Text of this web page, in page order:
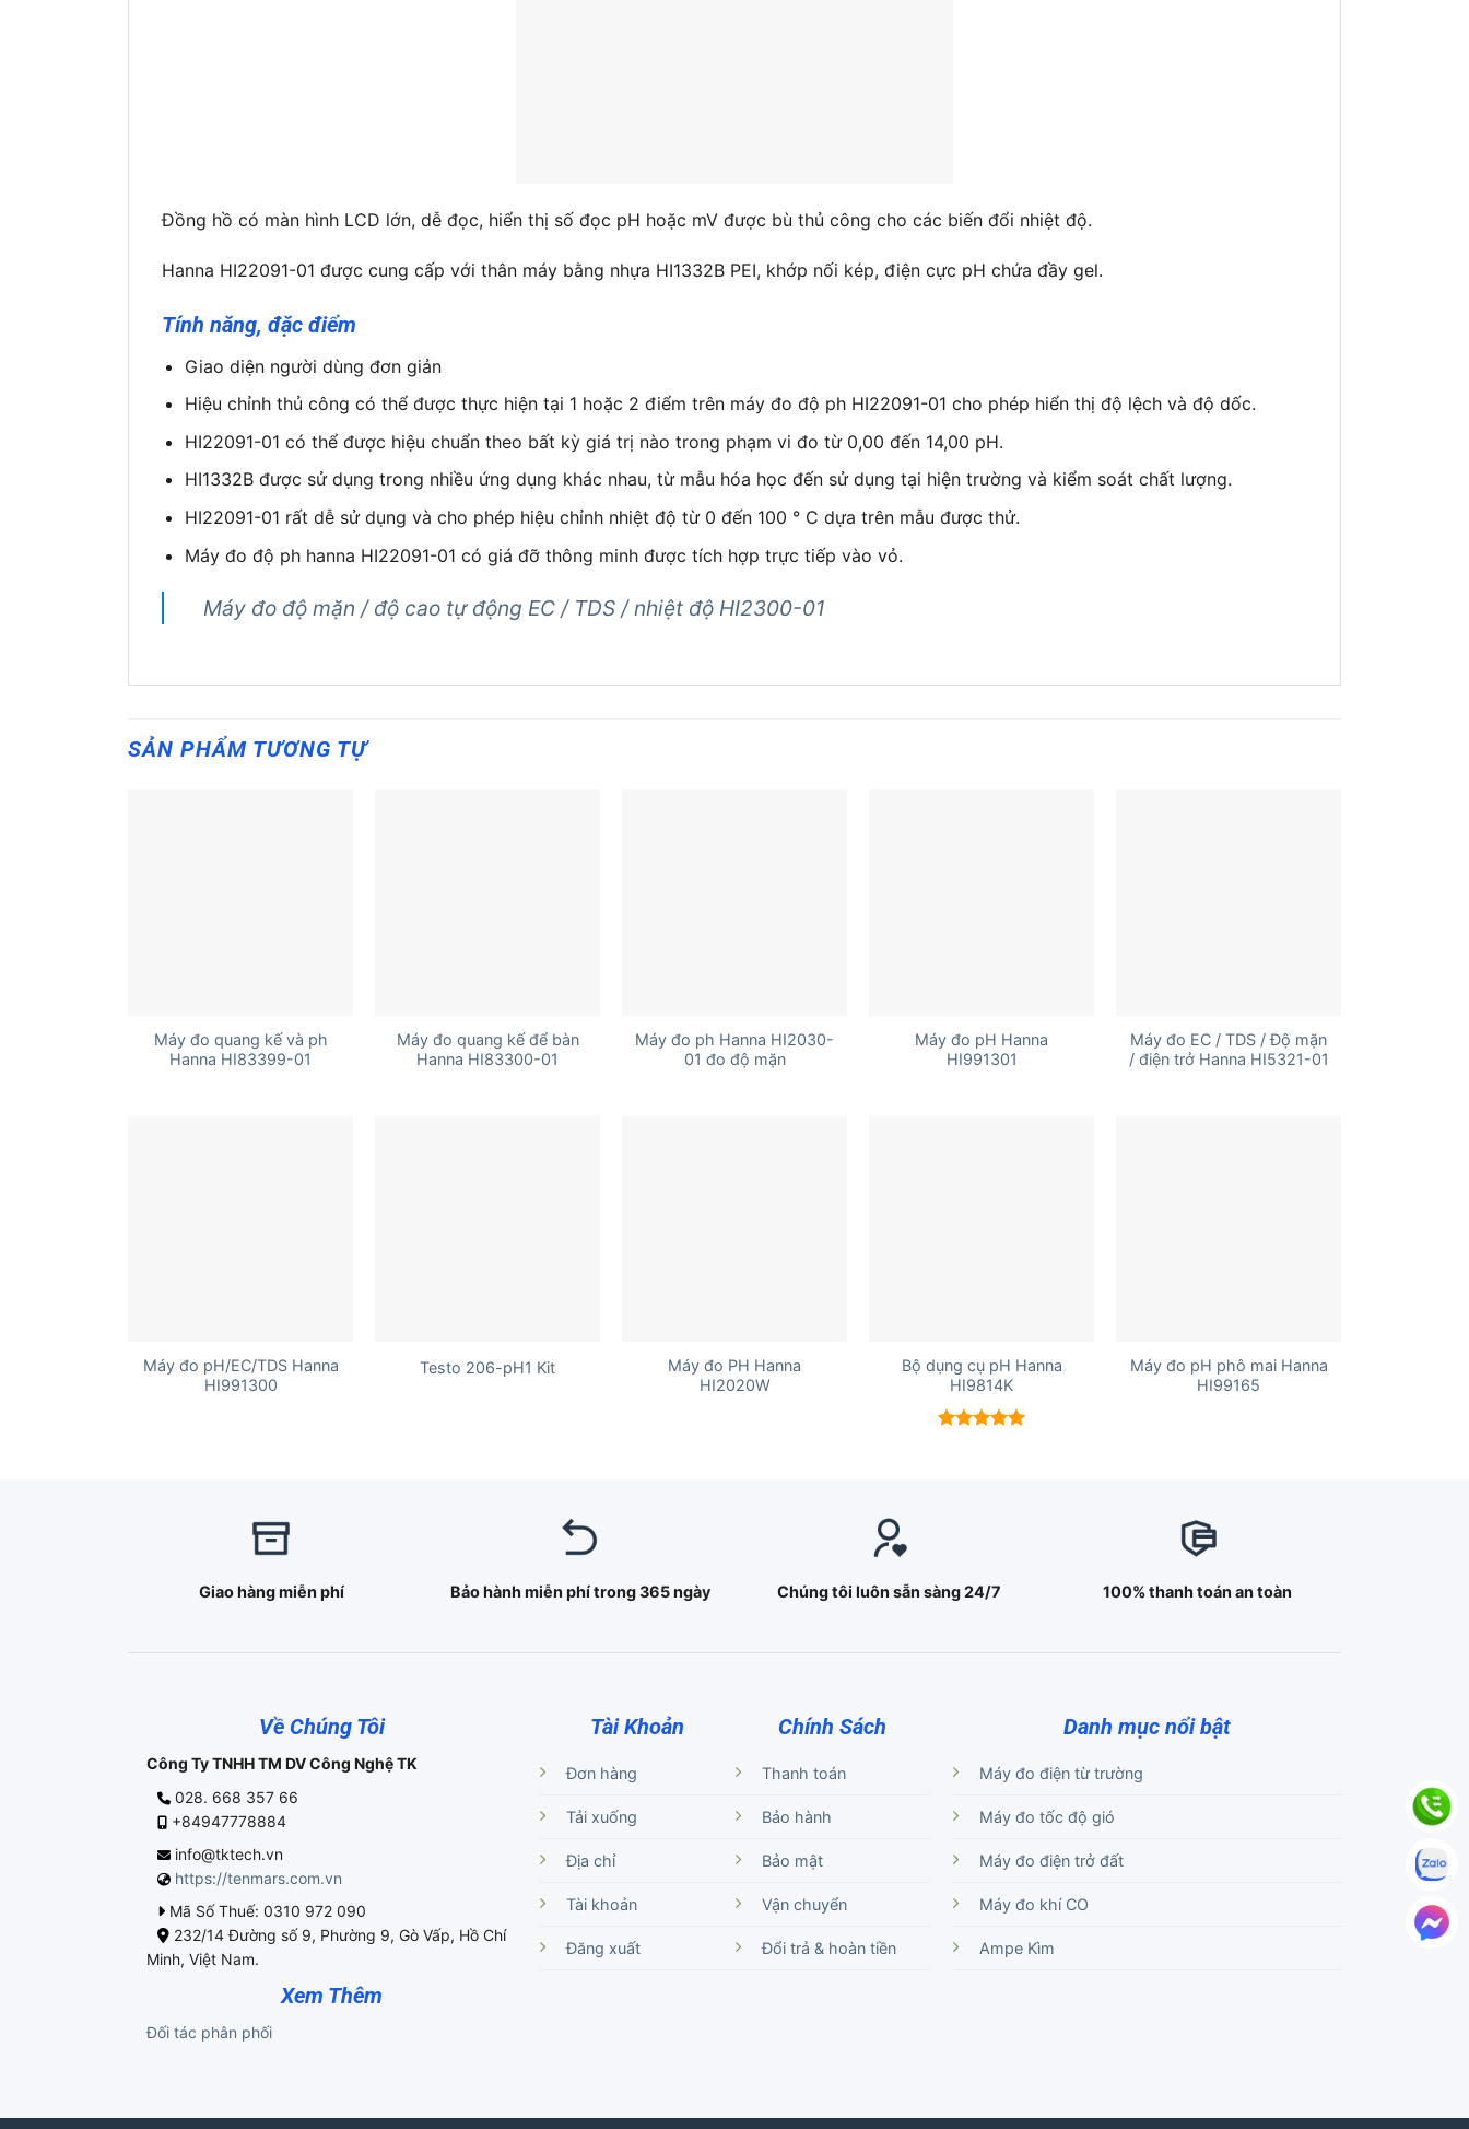
Đồng hồ có màn hình LCD lớn, dễ đọc, hiển thị số đọc pH hoặc mV được bù thủ công cho các biến đổi nhiệt độ.
Hanna HI22091-01 được cung cấp với thân máy bằng nhựa HI1332B PEI, khớp nối kép, điện cực pH chứa đầy gel.
Tính năng, đặc điểm
Giao diện người dùng đơn giản
Hiệu chỉnh thủ công có thể được thực hiện tại 1 hoặc 2 điểm trên máy đo độ ph HI22091-01 cho phép hiển thị độ lệch và độ dốc.
HI22091-01 có thể được hiệu chuẩn theo bất kỳ giá trị nào trong phạm vi đo từ 0,00 đến 14,00 pH.
HI1332B được sử dụng trong nhiều ứng dụng khác nhau, từ mẫu hóa học đến sử dụng tại hiện trường và kiểm soát chất lượng.
HI22091-01 rất dễ sử dụng và cho phép hiệu chỉnh nhiệt độ từ 0 đến 100 ° C dựa trên mẫu được thử.
Máy đo độ ph hanna HI22091-01 có giá đỡ thông minh được tích hợp trực tiếp vào vỏ.
Máy đo độ mặn / độ cao tự động EC / TDS / nhiệt độ HI2300-01
SẢN PHẨM TƯƠNG TỰ
Máy đo quang kế và ph
Hanna HI83399-01
Máy đo quang kế để bàn
Hanna HI83300-01
Máy đo ph Hanna HI2030-
01 đo độ mặn
Máy đo pH Hanna
HI991301
Máy đo EC / TDS / Độ mặn
/ điện trở Hanna HI5321-01
Máy đo pH/EC/TDS Hanna
HI991300
Testo 206-pH1 Kit
Máy đo PH Hanna
HI2020W
Bộ dụng cụ pH Hanna
HI9814K
Máy đo pH phô mai Hanna
HI99165
Giao hàng miễn phí Bảo hành miễn phí trong 365 ngày Chúng tôi luôn sẵn sàng 24/7 100% thanh toán an toàn
Về Chúng Tôi
Công Ty TNHH TM DV Công Nghệ TK
028. 668 357 66
+84947778884
info@tktech.vn
https://tenmars.com.vn
Mã Số Thuế: 0310 972 090
232/14 Đường số 9, Phường 9, Gò Vấp, Hồ Chí
Minh, Việt Nam.
Xem Thêm
Đối tác phân phối
Tài Khoản
Đơn hàng
Tải xuống
Địa chỉ
Tài khoản
Đăng xuất
Chính Sách
Thanh toán
Bảo hành
Bảo mật
Vận chuyển
Đổi trả & hoàn tiền
Danh mục nổi bật
Máy đo điện từ trường
Máy đo tốc độ gió
Máy đo điện trở đất
Máy đo khí CO
Ampe Kìm